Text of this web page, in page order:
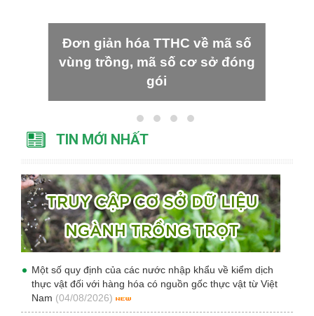
Đơn giản hóa TTHC về mã số
vùng trồng, mã số cơ sở đóng
gói
TIN MỚI NHẤT
Một số quy định của các nước nhập khẩu về kiểm dịch
thực vật đối với hàng hóa có nguồn gốc thực vật từ Việt
Nam (04/08/2026)